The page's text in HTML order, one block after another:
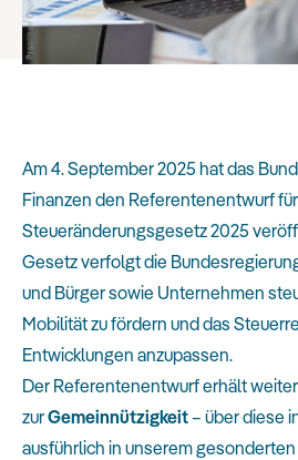
Am 4. September 2025 hat das
Finanzen den Referentenentwurf
Steueränderungsgesetz 2025
Gesetz verfolgt die
und Bürger sowie Unternehmen
Mobilität zu fördern und das
Entwicklungen anzupassen.
Der Referentenentwurf erhält
zurGemeinnützigkeit– über diese
ausführlich in unserem